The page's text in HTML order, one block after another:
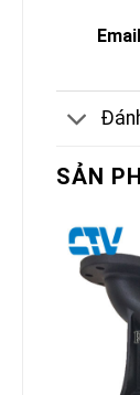
SẢN